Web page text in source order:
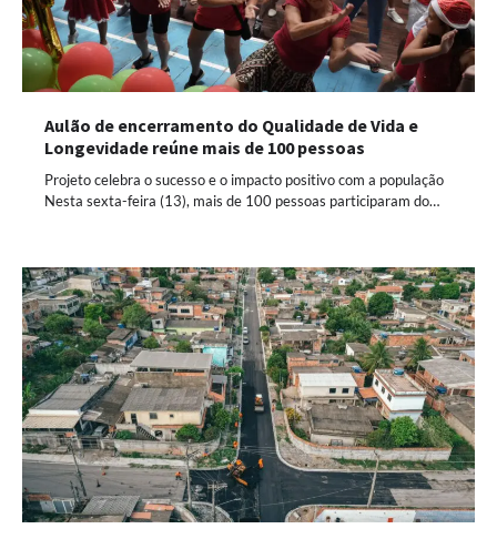
Aulão de encerramento do Qualidade de Vida e
Longevidade reúne mais de 100 pessoas
Projeto celebra o sucesso e o impacto positivo com a população
Nesta sexta-feira (13), mais de 100 pessoas participaram do…